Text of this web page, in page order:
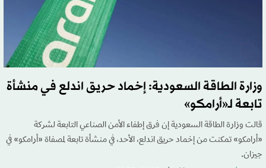
وزارة الطاقة السعودية: إخماد حريق اندلع في منشأة
تابعة لـ«أرامكو»
قالت وزارة الطاقة السعودية إن فرق إطفاء الأمن الصناعي التابعة لشركة
«أرامكو» تمكنت من إخماد حريق اندلع، الأحد، في منشأة تابعة لمصفاة «أرامكو» في
جيزان.